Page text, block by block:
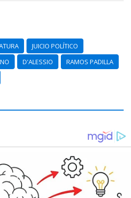
JUICIO POLÍTICO
D'ALESSIO
RAMOS PADILLA